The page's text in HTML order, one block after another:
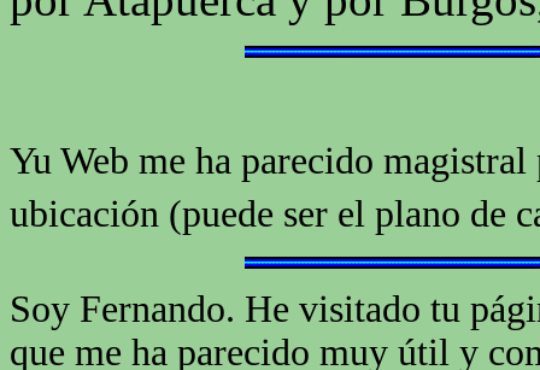
Yu Web me ha parecido
ubicación (puede ser el plano de
Soy Fernando. He visitado tu
que me ha parecido muy útil y